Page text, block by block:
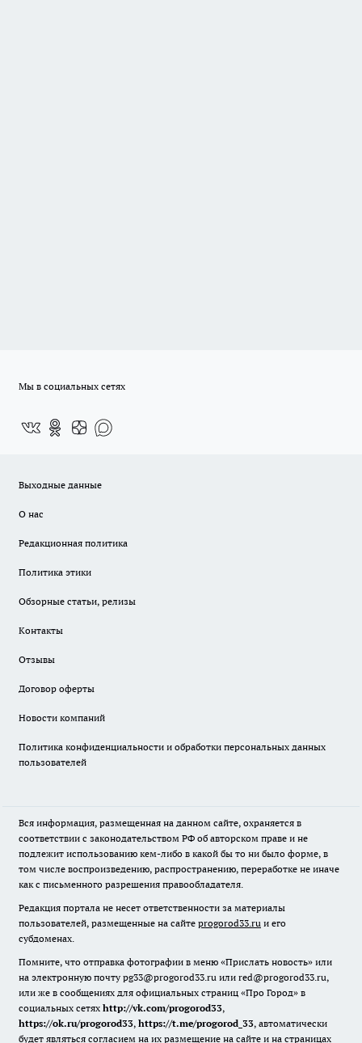
Мы в социальных сетях
Выходные данные
О нас
Редакционная политика
Политика этики
Обзорные статьи, релизы
Контакты
Отзывы
Договор оферты
Новости компаний
Политика конфиденциальности и обработки персональных данных
пользователей
Вся информация, размещенная на данном сайте, охраняется в
соответствии с законодательством РФ об авторском праве и не
подлежит использованию кем-либо в какой бы то ни было форме, в
том числе воспроизведению, распространению, переработке не иначе
как с письменного разрешения правообладателя.
Редакция портала не несет ответственности за материалы
пользователей, размещенные на сайте progorod33.ru и его
субдоменах.
Помните, что отправка фотографии в меню «Прислать новость» или
на электронную почту pg33@progorod33.ru или red@progorod33.ru,
или же в сообщениях для официальных страниц «Про Город» в
социальных сетях http://vk.com/progorod33,
https://ok.ru/progorod33, https://t.me/progorod_33, автоматически
будет являться согласием на их размещение на сайте и на страницах